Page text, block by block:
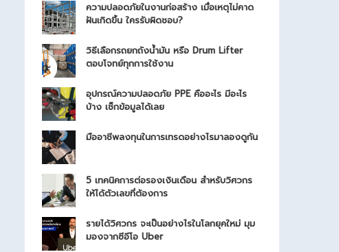
ความปลอดภัยในงานก่อสร้าง เมื่อเหตุไม่คาด
ฝันเกิดขึ้น ใครรับผิดชอบ?
วิธีเลือกรถยกถังน้ำมัน หรือ Drum Lifter
ตอบโจทย์ทุกการใช้งาน
อุปกรณ์ความปลอดภัย PPE คืออะไร มีอะไร
บ้าง เช็กข้อมูลได้เลย
มืออาชีพลงทุนในการเทรดอย่างไรมาลองดูกัน
5 เทคนิคการต่อรองเงินเดือน สำหรับวิศวกร
ให้ได้ตัวเลขที่ต้องการ
รายได้วิศวกร จะเป็นอย่างไรในโลกยุคใหม่ มุม
มองจากซีอีโอ Uber